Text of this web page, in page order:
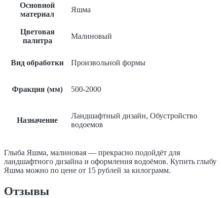
Основной
материал
Яшма
Цветовая
палитра
Малиновый
Вид обработки Произвольной формы
Фракция (мм) 500-2000
Назначение
Ландшафтный дизайн, Обустройство
водоемов
Глыба Яшма, малиновая — прекрасно подойдёт для
ландшафтного дизайна и оформления водоёмов. Купить глыбу
Яшма можно по цене от 15 рублей за килограмм.
Отзывы